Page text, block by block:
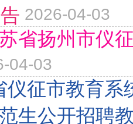
2026-04-03
省扬州市仪
04-03
仪征市教育系
生公开招聘